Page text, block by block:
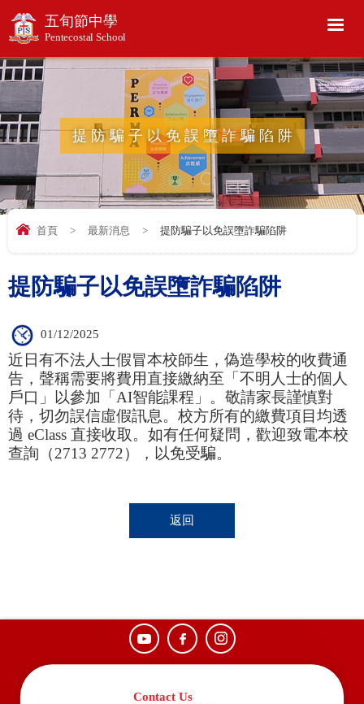
五旬節中學
Pentecostal School
提防騙子以免誤墮詐騙陷阱
首頁 > 最新消息 > 提防騙子以免誤墮詐騙陷阱
提防騙子以免誤墮詐騙陷阱
01/12/2025
近日有不法人士假冒本校師生，偽造學校的收費通
告，聲稱需要將費用直接繳納至「不明人士的個人
戶口」以參加「AI智能課程」。敬請家長謹慎對
待，切勿誤信虛假訊息。校方所有的繳費項目均透
過 eClass 直接收取。如有任何疑問，歡迎致電本校
查詢（2713 2772），以免受騙。
返回